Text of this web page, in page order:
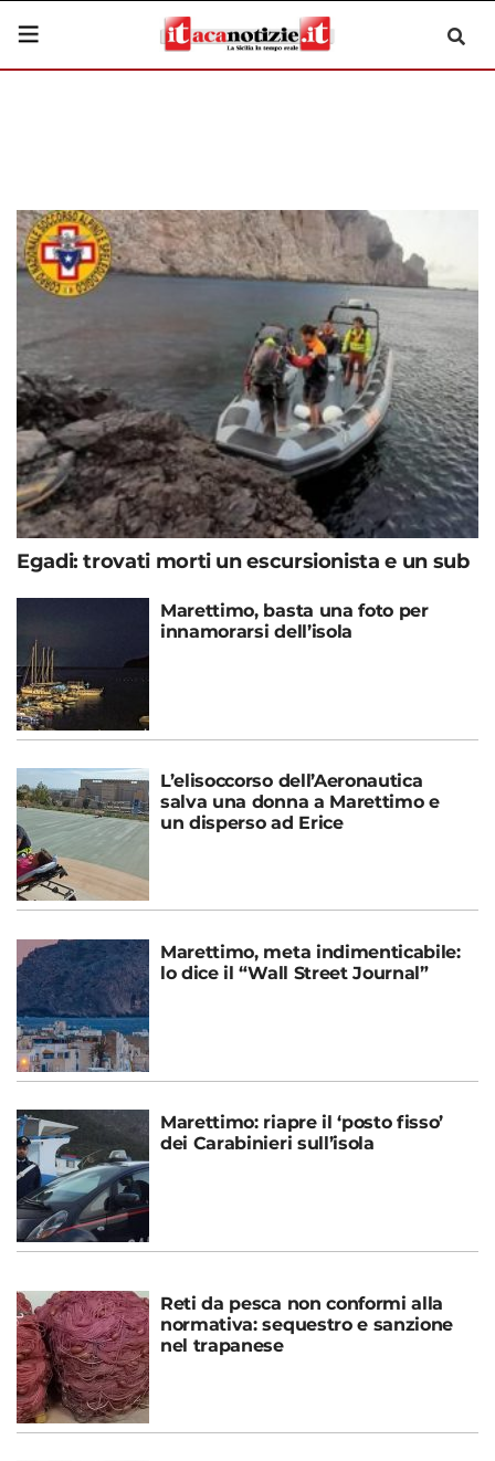
Egadi: trovati morti un escursionista e un sub
Marettimo, basta una foto per
innamorarsi dell’isola
L’elisoccorso dell’Aeronautica
salva una donna a Marettimo e
un disperso ad Erice
Marettimo, meta indimenticabile:
lo dice il “Wall Street Journal”
Marettimo: riapre il ‘posto fisso’
dei Carabinieri sull’isola
Reti da pesca non conformi alla
normativa: sequestro e sanzione
nel trapanese